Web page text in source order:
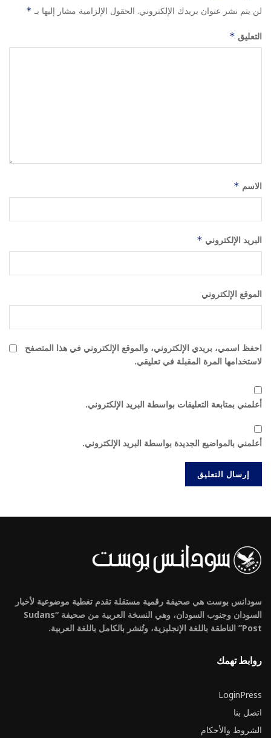
لن يتم نشر عنوان بريدك الإلكتروني. الحقول الإلزامية مشار إليها بـ *
التعليق *
الاسم *
البريد الإلكتروني *
الموقع الإلكتروني
احفظ اسمي، بريدي الإلكتروني، والموقع الإلكتروني في هذا المتصفح
لاستخدامها المرة المقبلة في تعليقي.
أعلمني بمتابعة التعليقات بواسطة البريد الإلكتروني.
أعلمني بالمواضيع الجديدة بواسطة البريد الإلكتروني.
سودانس بوست هي صحيفة رقمية مستقلة تقدم تغطية موضوعية لأخبار
السودان وجنوب السودان، وهي النسخة العربية من صحيفة “Sudans
Post” الناطقة باللغة الإنجليزية، وتُنشر بالكامل باللغة العربية.
روابط تهمك
LoginPress
اتصل بنا
الشروط والأحكام